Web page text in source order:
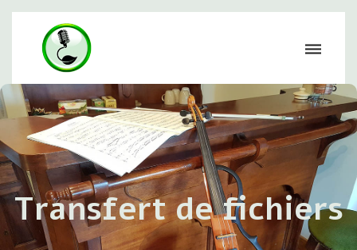
Transfert de fichiers